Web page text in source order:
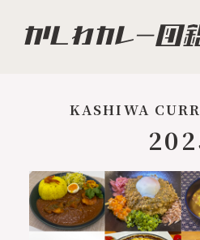
KASHIWA